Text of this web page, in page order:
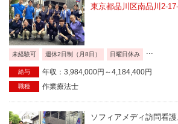
東京都品川区南品川2-
未経験可 週休2日制（月8日） 日曜日休み ...
給与 年収：3,984,000円～4,184,400円
職種 作業療法士
ソフィアメディ訪問看